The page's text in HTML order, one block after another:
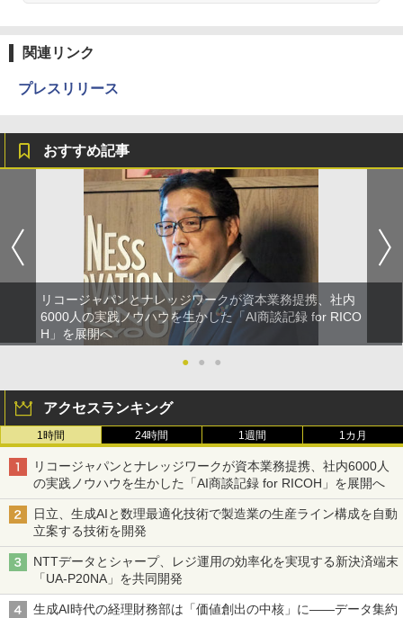
関連リンク
プレスリリース
おすすめ記事
リコージャパンとナレッジワークが資本業務提携、社内
6000人の実践ノウハウを生かした「AI商談記録 for RICO
H」を展開へ
●
● ●
アクセスランキング
1時間 24時間 1週間 1カ月
リコージャパンとナレッジワークが資本業務提携、社内6000人
の実践ノウハウを生かした「AI商談記録 for RICOH」を展開へ
日立、生成AIと数理最適化技術で製造業の生産ライン構成を自動
立案する技術を開発
NTTデータとシャープ、レジ運用の効率化を実現する新決済端末
「UA-P20NA」を共同開発
生成AI時代の経理財務部は「価値創出の中核」に――データ集約